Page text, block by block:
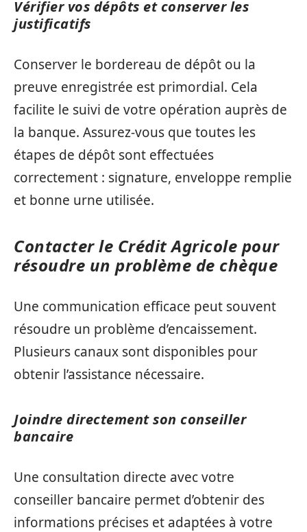
Vérifier vos dépôts et conserver les
justificatifs
Conserver le bordereau de dépôt ou la
preuve enregistrée est primordial. Cela
facilite le suivi de votre opération auprès de
la banque. Assurez-vous que toutes les
étapes de dépôt sont effectuées
correctement : signature, enveloppe remplie
et bonne urne utilisée.
Contacter le Crédit Agricole pour
résoudre un problème de chèque
Une communication efficace peut souvent
résoudre un problème d’encaissement.
Plusieurs canaux sont disponibles pour
obtenir l’assistance nécessaire.
Joindre directement son conseiller
bancaire
Une consultation directe avec votre
conseiller bancaire permet d’obtenir des
informations précises et adaptées à votre